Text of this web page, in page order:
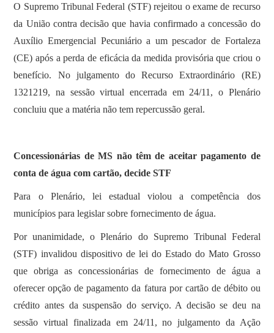
O Supremo Tribunal Federal (STF) rejeitou o exame de recurso
da União contra decisão que havia confirmado a concessão do
Auxílio Emergencial Pecuniário a um pescador de Fortaleza
(CE) após a perda de eficácia da medida provisória que criou o
benefício. No julgamento do Recurso Extraordinário (RE)
1321219, na sessão virtual encerrada em 24/11, o Plenário
concluiu que a matéria não tem repercussão geral.
Concessionárias de MS não têm de aceitar pagamento de
conta de água com cartão, decide STF
Para o Plenário, lei estadual violou a competência dos
municípios para legislar sobre fornecimento de água.
Por unanimidade, o Plenário do Supremo Tribunal Federal
(STF) invalidou dispositivo de lei do Estado do Mato Grosso
que obriga as concessionárias de fornecimento de água a
oferecer opção de pagamento da fatura por cartão de débito ou
crédito antes da suspensão do serviço. A decisão se deu na
sessão virtual finalizada em 24/11, no julgamento da Ação